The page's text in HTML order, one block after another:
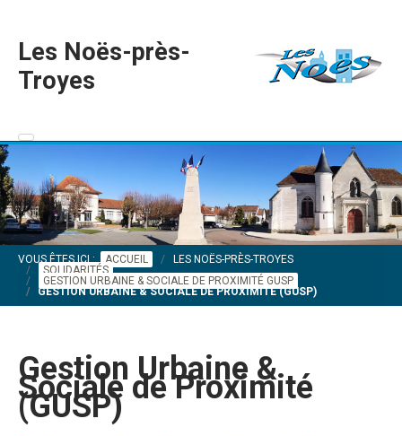
Les Noës-près-
Troyes
VOUS ÊTES ICI : ACCUEIL
LES NOËS-PRÈS-TROYES
SOLIDARITÉS
GESTION URBAINE & SOCIALE DE PROXIMITÉ GUSP
GESTION URBAINE & SOCIALE DE PROXIMITÉ (GUSP)
Gestion Urbaine &
Sociale de Proximité
(GUSP)